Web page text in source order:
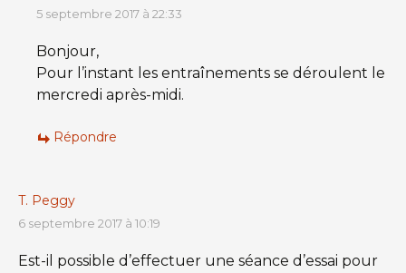
5 septembre 2017 à 22:33
Bonjour,
Pour l’instant les entraînements se déroulent le
mercredi après-midi.
Répondre
T. Peggy
6 septembre 2017 à 10:19
Est-il possible d’effectuer une séance d’essai pour